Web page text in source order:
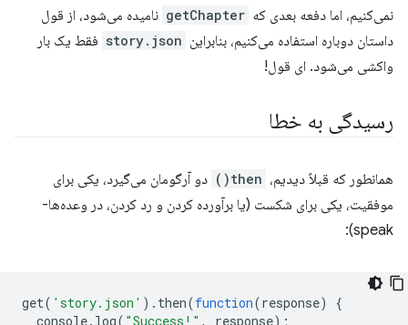
نمی‌کنیم، اما دفعه بعدی که getChapter نامیده می‌شود، از قول
داستان دوباره استفاده می‌کنیم، بنابراین story.json فقط یک بار
واکشی می‌شود. ای قول!
رسیدگی به خطا
همانطور که قبلاً دیدیم، then()
دو آرگومان می‌گیرد، یکی برای
موفقیت، یکی برای شکست (یا برآورده کردن و رد کردن، در وعده‌ها-
speak):
get( 'story.json' ). then(function(response)
{
console. log( "Success!" , response);